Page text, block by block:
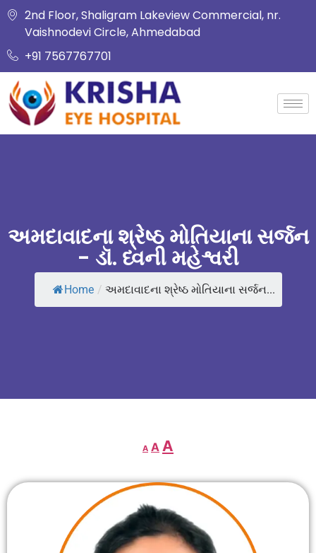
2nd Floor, Shaligram Lakeview Commercial, nr.
Vaishnodevi Circle, Ahmedabad
+91 7567767701
અમદાવાદના શ્રેષ્ઠ મોતિયાના સર્જન
- ડૉ. ધ્વની મહેશ્વરી
Home / અમદાવાદના શ્રેષ્ઠ મોતિયાના સર્જન...
A A A